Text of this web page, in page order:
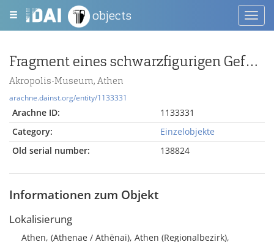
objects
Fragment eines schwarzfigurigen Gefäßes mit Löwenfüßen
Akropolis-Museum, Athen
arachne.dainst.org/entity/1133331
Arachne ID:
1133331
Category:
Einzelobjekte
Old serial number:
138824
Informationen zum Objekt
Lokalisierung
Athen, (Athenae / Athēnai), Athen (Regionalbezirk),